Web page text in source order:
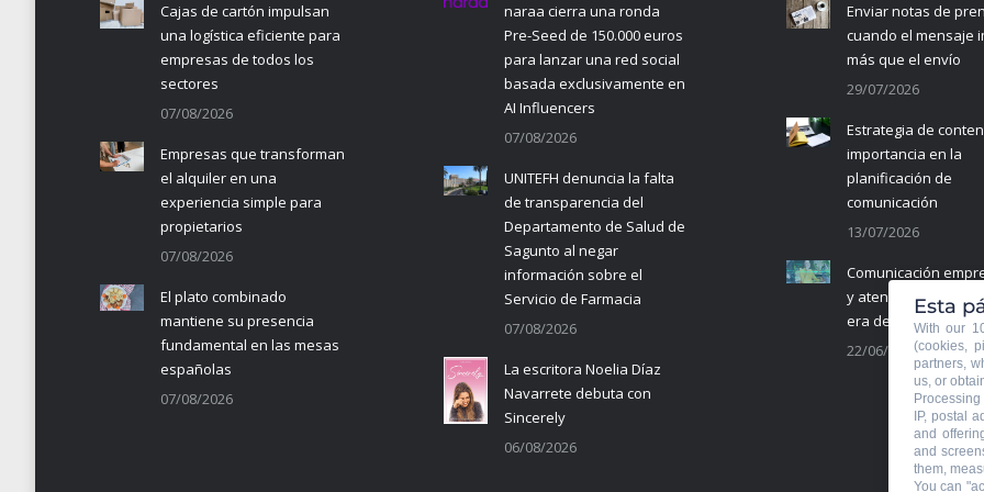
Cajas de cartón impulsan
una logística eficiente para
empresas de todos los
sectores
07/08/2026
Empresas que transforman
el alquiler en una
experiencia simple para
propietarios
07/08/2026
El plato combinado
mantiene su presencia
fundamental en las mesas
españolas
07/08/2026
naraa cierra una ronda
Pre-Seed de 150.000 euros
para lanzar una red social
basada exclusivamente en
AI Influencers
07/08/2026
UNITEFH denuncia la falta
de transparencia del
Departamento de Salud de
Sagunto al negar
información sobre el
Servicio de Farmacia
07/08/2026
La escritora Noelia Díaz
Navarrete debuta con
Sincerely
06/08/2026
Enviar notas de
cuando el mensaje
más que el envío
29/07/2026
Estrategia de
importancia en la
planificación de
comunicación
13/07/2026
Comunicación
y atención al cliente
era de la IA
22/06/2026
Esta
With our
(cookies,
partners,
us, or
IP, postal
and
and
them,
You can